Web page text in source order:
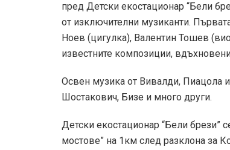
пред Детски екостационар “Бели
от изключителни музиканти.
Ноев (цигулка), Валентин Тошев
известните композиции,
Освен музика от Вивалди, Пиацола
Шостакович, Бизе и много други.
Детски екостационар “Бели брези”
мостове” на 1км след разклона за